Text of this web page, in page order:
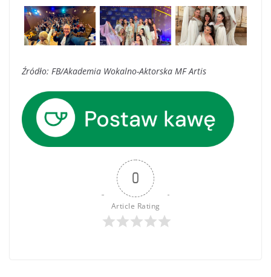
Źródło: FB/Akademia Wokalno-Aktorska MF Artis
0
Article Rating